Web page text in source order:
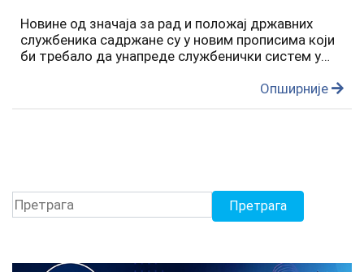
Новине од значаја за рад и положај државних
службеника садржане су у новим прописима који
би требало да унапреде службенички систем у
свих државних службеника и доследномОпширније